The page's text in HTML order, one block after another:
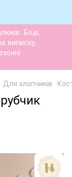
Боді,
виписку,
Для хлопчиків